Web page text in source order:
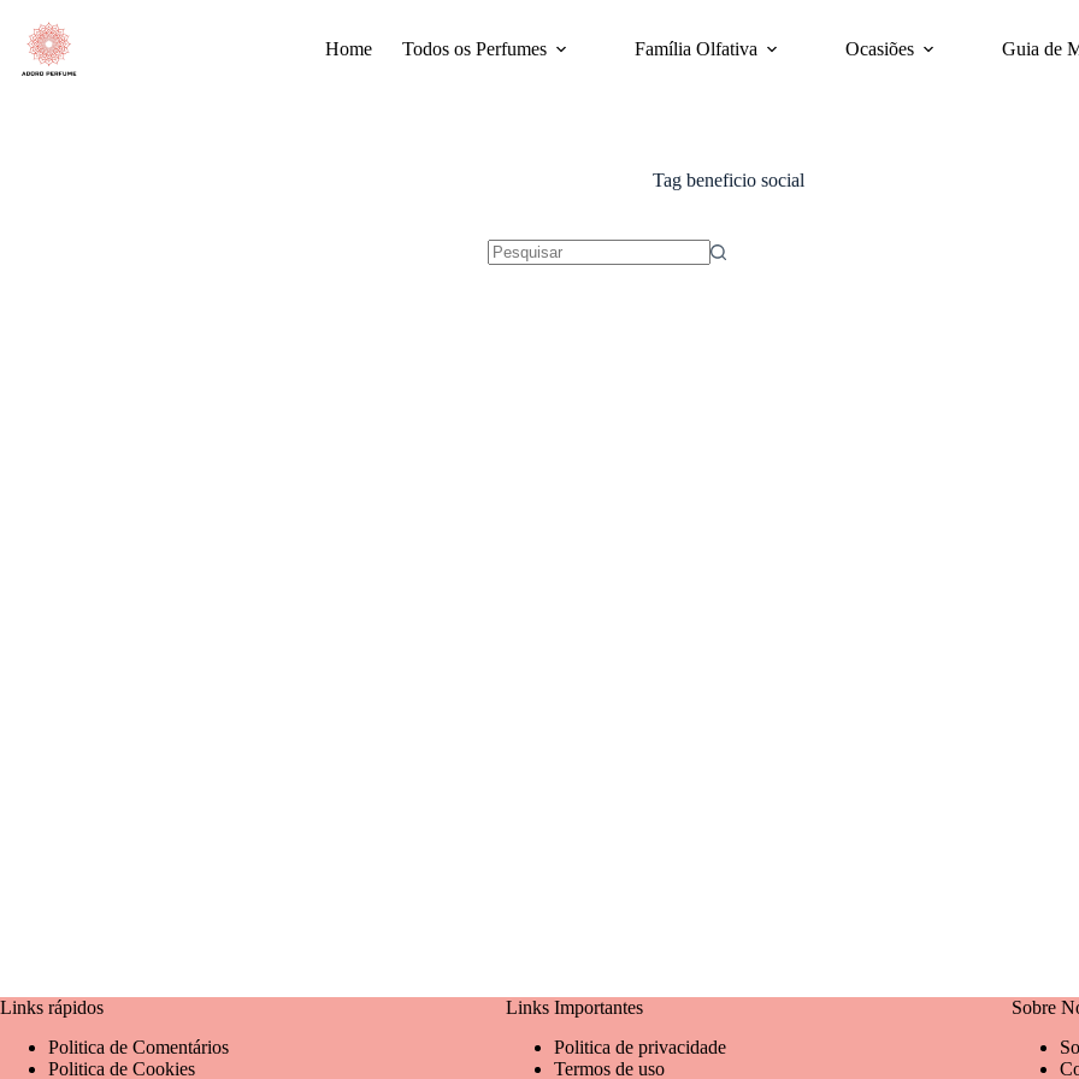
para
conteúdo
Home Todos os Perfumes Família Olfativa Ocasiões Guia de
Tagbeneficio social
Links rápidos
Politica de Comentários
Politica de Cookies
Links Importantes
Politica de privacidade
Termos de uso
Sobre